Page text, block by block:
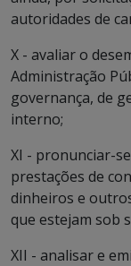
autoridades de
X - avaliar o
Administração
governança, de
interno;
XI - pronunciar-
prestações de
dinheiros e
que estejam sob
XII - analisar e